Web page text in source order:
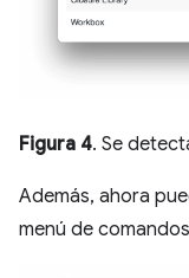
Figura 4. Se
Además, ahora
menú de